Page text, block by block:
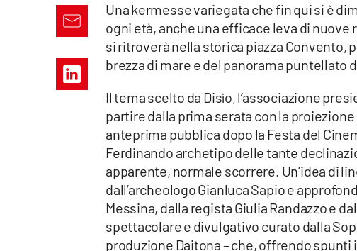
Una kermesse variegata che fin qui si è
ogni età, anche una efficace leva di
si ritroverà nella storica piazza
brezza di mare e del panorama puntellato
Il tema scelto da Disìo, l’associazione
partire dalla prima serata con la
anteprima pubblica dopo la Festa del
Ferdinando archetipo delle tante
apparente, normale scorrere. Un’idea di
dall’archeologo Gianluca Sapio e
Messina, dalla regista Giulia Randazzo e
spettacolare e divulgativo curato dalla
produzione Daitona – che, offrendo